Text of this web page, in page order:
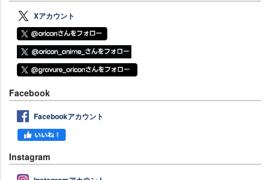
Xアカウント
Facebook
Facebookアカウント
Instagram